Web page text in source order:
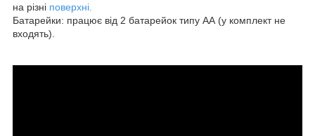
на різні поверхні.
Батарейки: працює від 2 батарейок типу АА (у комплект не
входять).